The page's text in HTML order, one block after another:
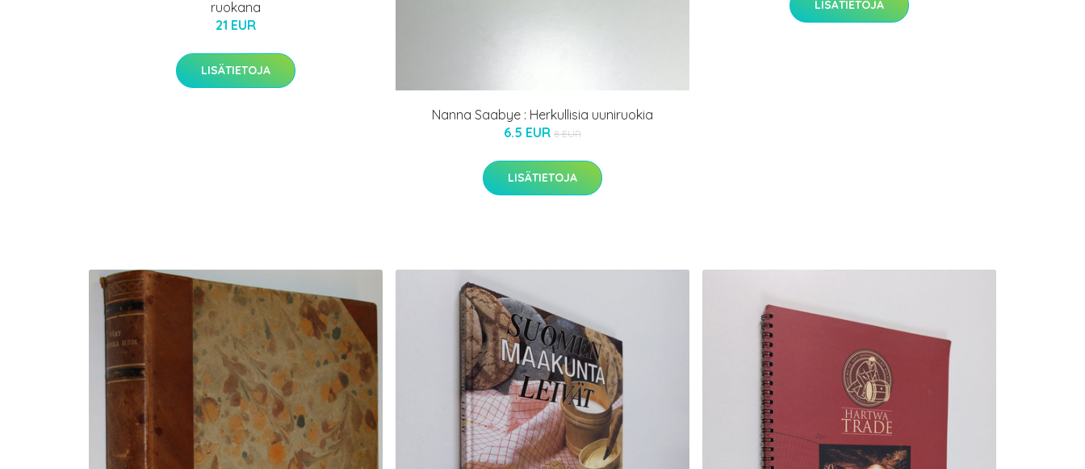
ruokana
21 EUR
LISÄTIETOJA
Nanna Saabye : Herkullisia uuniruokia
6.5 EUR 8 EUR
LISÄTIETOJA
LISÄTIETOJA